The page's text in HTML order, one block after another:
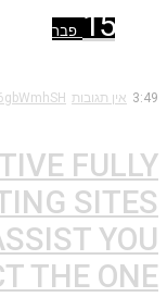
15 פבר
3:49 אין תגובות
FULLY
SITES
YOU
THE ONE